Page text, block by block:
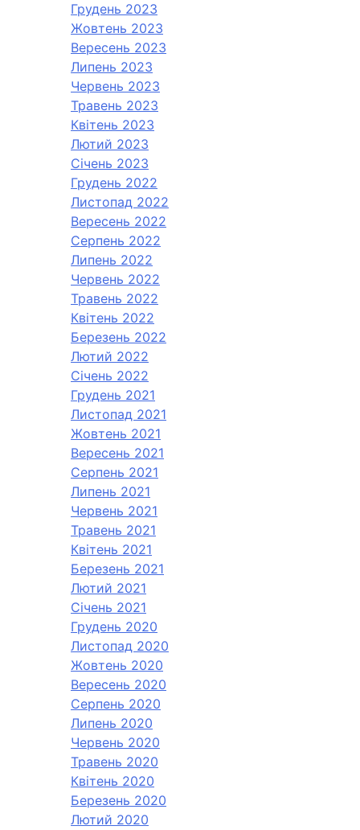
Грудень 2023
Жовтень 2023
Вересень 2023
Липень 2023
Червень 2023
Травень 2023
Квітень 2023
Лютий 2023
Січень 2023
Грудень 2022
Листопад 2022
Вересень 2022
Серпень 2022
Липень 2022
Червень 2022
Травень 2022
Квітень 2022
Березень 2022
Лютий 2022
Січень 2022
Грудень 2021
Листопад 2021
Жовтень 2021
Вересень 2021
Серпень 2021
Липень 2021
Червень 2021
Травень 2021
Квітень 2021
Березень 2021
Лютий 2021
Січень 2021
Грудень 2020
Листопад 2020
Жовтень 2020
Вересень 2020
Серпень 2020
Липень 2020
Червень 2020
Травень 2020
Квітень 2020
Березень 2020
Лютий 2020